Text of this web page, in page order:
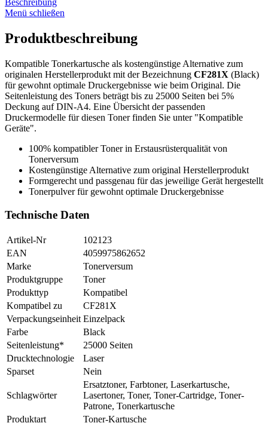
Beschreibung
Menü schließen
Produktbeschreibung
Kompatible Tonerkartusche als kostengünstige Alternative zum
originalen Herstellerprodukt mit der Bezeichnung CF281X (Black)
für gewohnt optimale Druckergebnisse wie beim Original. Die
Seitenleistung des Toners beträgt bis zu 25000 Seiten bei 5%
Deckung auf DIN-A4. Eine Übersicht der passenden
Druckermodelle für diesen Toner finden Sie unter "Kompatible
Geräte".
100% kompatibler Toner in Erstausrüsterqualität von
Tonerversum
Kostengünstige Alternative zum original Herstellerprodukt
Formgerecht und passgenau für das jeweilige Gerät hergestellt
Tonerpulver für gewohnt optimale Druckergebnisse
Technische Daten
Artikel-Nr
102123
EAN
4059975862652
Marke
Tonerversum
Produktgruppe
Toner
Produkttyp
Kompatibel
Kompatibel zu
CF281X
Verpackungseinheit Einzelpack
Farbe
Black
Seitenleistung*
25000 Seiten
Drucktechnologie
Laser
Sparset
Nein
Schlagwörter
Ersatztoner, Farbtoner, Laserkartusche,
Lasertoner, Toner, Toner-Cartridge, Toner-
Patrone, Tonerkartusche
Produktart
Toner-Kartusche